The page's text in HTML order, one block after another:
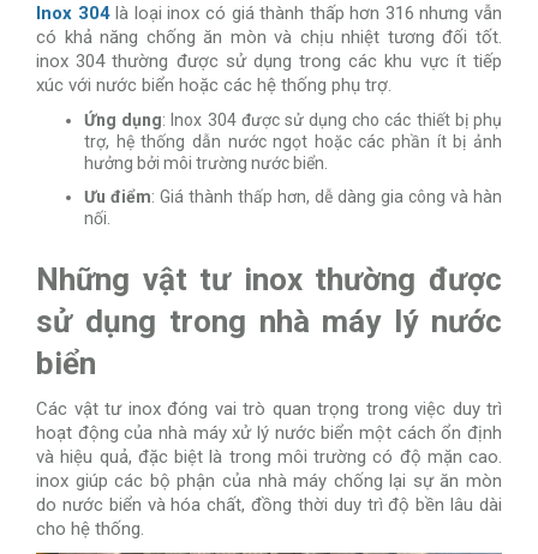
Inox 304là loại inox có giá thành thấp hơn 316 nhưng vẫn
có khả năng chống ăn mòn và chịu nhiệt tương đối tốt.
inox 304 thường được sử dụng trong các khu vực ít tiếp
xúc với nước biển hoặc các hệ thống phụ trợ.
Ứng dụng: Inox 304 được sử dụng cho các thiết bị phụ
trợ, hệ thống dẫn nước ngọt hoặc các phần ít bị ảnh
hưởng bởi môi trường nước biển.
Ưu điểm: Giá thành thấp hơn, dễ dàng gia công và hàn
nối.
Những vật tư inox thường được
sử dụng trong nhà máy lý nước
biển
Các vật tư inox đóng vai trò quan trọng trong việc duy trì
hoạt động của nhà máy xử lý nước biển một cách ổn định
và hiệu quả, đặc biệt là trong môi trường có độ mặn cao.
inox giúp các bộ phận của nhà máy chống lại sự ăn mòn
do nước biển và hóa chất, đồng thời duy trì độ bền lâu dài
cho hệ thống.